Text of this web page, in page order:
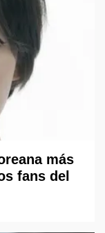
más
fans del